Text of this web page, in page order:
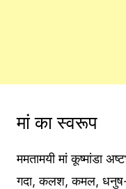
मां का स्वरूप
ममतामयी मां कूष्मांडा
गदा, कलश, कमल,